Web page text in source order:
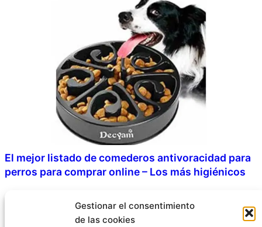
Gestionar el consentimiento
de las cookies
El mejor listado de comederos antivoracidad para
perros para comprar online – Los más higiénicos
Mi opinión honesta sobre tapetes para
perros orinar tras haberlos usado durante